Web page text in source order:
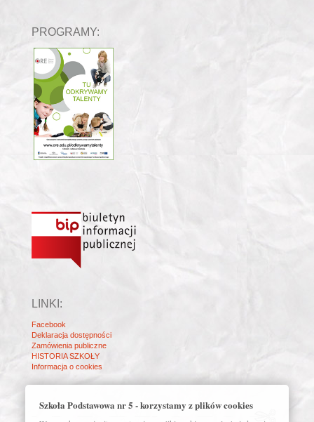
PROGRAMY:
LINKI:
Facebook
Deklaracja dostępności
Zamówienia publiczne
HISTORIA SZKOŁY
Informacja o cookies
Szkoła Podstawowa nr 5 - korzystamy z plików cookies